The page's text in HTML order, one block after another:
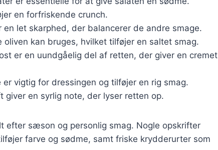
en forfriskende crunch.
en let skarphed, der balancerer de andre smage.
oliven kan bruges, hvilket tilføjer en saltet smag.
er en uundgåelig del af retten, der giver en cremet
er vigtig for dressingen og tilføjer en rig smag.
giver en syrlig note, der lyser retten op.
efter sæson og personlig smag. Nogle opskrifter
farve og sødme, samt friske krydderurter som